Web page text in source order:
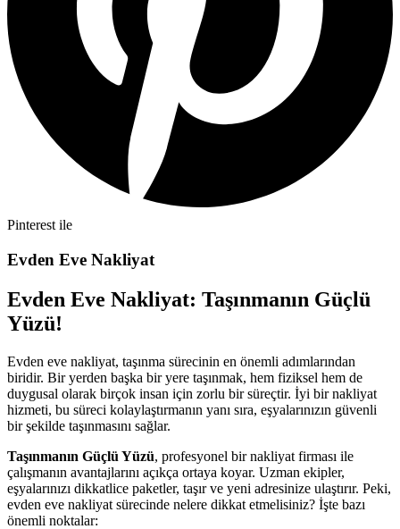
Pinterest ile
Evden Eve Nakliyat
Evden Eve Nakliyat: Taşınmanın Güçlü
Yüzü!
Evden eve nakliyat, taşınma sürecinin en önemli adımlarından
biridir. Bir yerden başka bir yere taşınmak, hem fiziksel hem de
duygusal olarak birçok insan için zorlu bir süreçtir. İyi bir nakliyat
hizmeti, bu süreci kolaylaştırmanın yanı sıra, eşyalarınızın güvenli
bir şekilde taşınmasını sağlar.
Taşınmanın Güçlü Yüzü, profesyonel bir nakliyat firması ile
çalışmanın avantajlarını açıkça ortaya koyar. Uzman ekipler,
eşyalarınızı dikkatlice paketler, taşır ve yeni adresinize ulaştırır. Peki,
evden eve nakliyat sürecinde nelere dikkat etmelisiniz? İşte bazı
önemli noktalar: